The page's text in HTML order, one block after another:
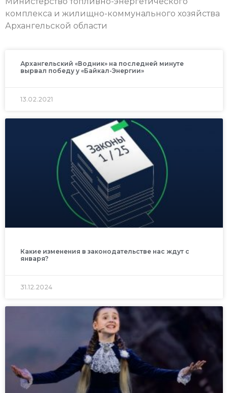
комплекса и жилищно-коммунального хозяйства
Архангельской области
Архангельский «Водник» на последней минуте
вырвал победу у «Байкал-Энергии»
13.02.2021
Какие изменения в законодательстве нас ждут с
января?
31.12.2024